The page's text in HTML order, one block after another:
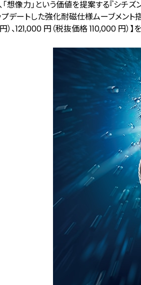
「想像力」という価値を提案する『シチ
プデートした強化耐磁仕様ムーブメン
、121,000 円（税抜価格 110,000 円）